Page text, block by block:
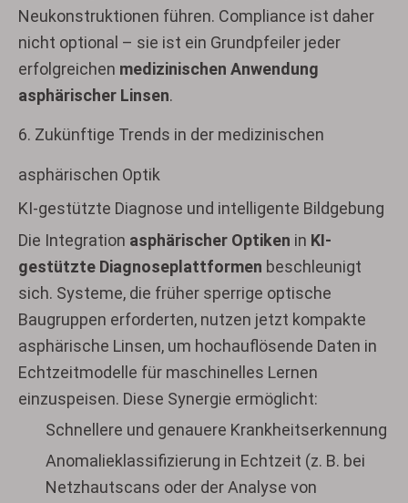
Neukonstruktionen führen. Compliance ist daher
nicht optional – sie ist ein Grundpfeiler jeder
erfolgreichen medizinischen Anwendung
asphärischer Linsen.
6. Zukünftige Trends in der medizinischen
asphärischen Optik
KI-gestützte Diagnose und intelligente Bildgebung
Die Integration asphärischer Optiken in KI-
gestützte Diagnoseplattformen beschleunigt
sich. Systeme, die früher sperrige optische
Baugruppen erforderten, nutzen jetzt kompakte
asphärische Linsen, um hochauflösende Daten in
Echtzeitmodelle für maschinelles Lernen
einzuspeisen. Diese Synergie ermöglicht:
Schnellere und genauere Krankheitserkennung
Anomalieklassifizierung in Echtzeit (z. B. bei
Netzhautscans oder der Analyse von